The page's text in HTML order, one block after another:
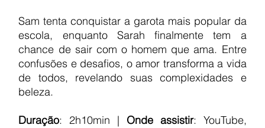
Sam tenta conquistar a garota mais popular da
escola, enquanto Sarah finalmente tem a
chance de sair com o homem que ama. Entre
confusões e desafios, o amor transforma a vida
de todos, revelando suas complexidades e
beleza.
Duração: 2h10min | Onde assistir: YouTube,